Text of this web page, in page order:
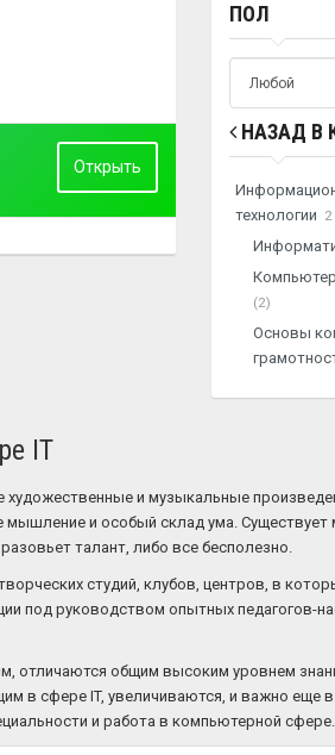
Открыть
ПОЛ
НАЗАД В
технологии 2
(2)
Основы
IT
и музыкальные
мышление и особый склад ума. Существует
талант, либо все бесполезно.
студий, клубов, центров, в
под руководством опытных педагогов-
отличаются общим высоким уровнем
в сфере IT, увеличиваются, и важно еще
и работа в компьютерной сфере.